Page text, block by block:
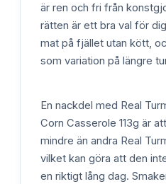
är ren och fri från
rätten är ett bra val för
mat på fjället utan kött,
som variation på längre
En nackdel med Real
Corn Casserole 113g är
mindre än andra Real
vilket kan göra att den
en riktigt lång dag.